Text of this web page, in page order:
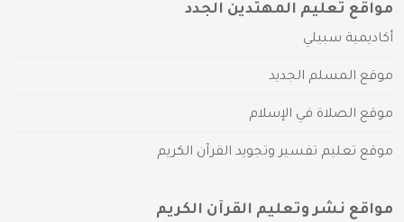
مواقع تعليم المهتدين الجدد
أكاديمية سبيلي
موقع المسلم الجديد
موقع الصلاة في الإسلام
موقع تعليم تفسير وتجويد القرآن الكريم
مواقع نشر وتعليم القرآن الكريم